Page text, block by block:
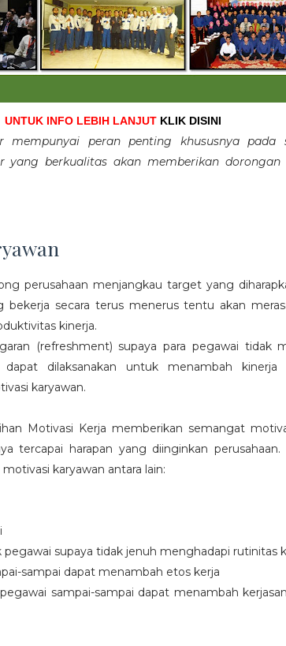
UNTUK INFO LEBIH LANJUT KLIK DISINI
mempunyai peran penting khususnya
yang berkualitas akan memberikan
perusahaan menjangkau target yang
bekerja secara terus menerus tentu akan
kinerja.
(refreshment) supaya para pegawai tidak
dilaksanakan untuk menambah kinerja
karyawan.
Motivasi Kerja memberikan semangat
tercapai harapan yang diinginkan
karyawan antara lain:
supaya tidak jenuh menghadapi rutinitas
sampai dapat menambah etos kerja
sampai-sampai dapat menambah